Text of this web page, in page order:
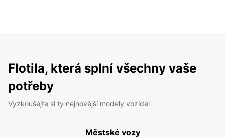
Flotila, která splní všechny vaše
potřeby
Vyzkoušejte si ty nejnovější modely vozidel
Městské vozy